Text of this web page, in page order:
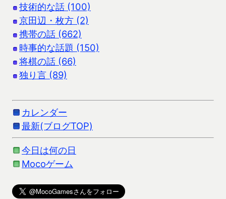
技術的な話 (100)
京田辺・枚方 (2)
携帯の話 (662)
時事的な話題 (150)
将棋の話 (66)
独り言 (89)
カレンダー
最新(ブログTOP)
今日は何の日
Mocoゲーム